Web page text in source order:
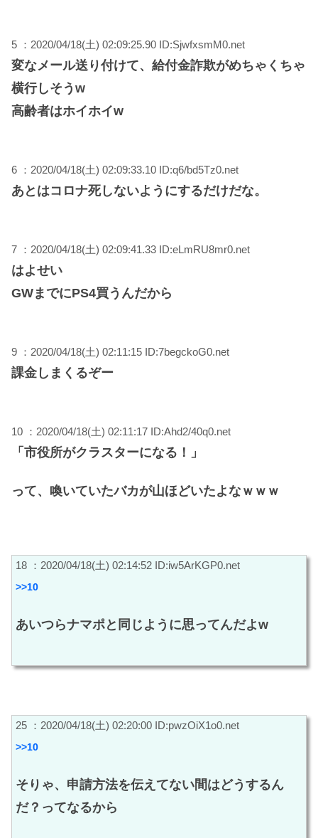
5 ：2020/04/18(土) 02:09:25.90 ID:SjwfxsmM0.net
変なメール送り付けて、給付金詐欺がめちゃくちゃ
横行しそうw
高齢者はホイホイw
6 ：2020/04/18(土) 02:09:33.10 ID:q6/bd5Tz0.net
あとはコロナ死しないようにするだけだな。
7 ：2020/04/18(土) 02:09:41.33 ID:eLmRU8mr0.net
はよせい
GWまでにPS4買うんだから
9 ：2020/04/18(土) 02:11:15 ID:7begckoG0.net
課金しまくるぞー
10 ：2020/04/18(土) 02:11:17 ID:Ahd2/40q0.net
「市役所がクラスターになる！」
って、喚いていたバカが山ほどいたよなｗｗｗ
18 ：2020/04/18(土) 02:14:52 ID:iw5ArKGP0.net
>>10
あいつらナマポと同じように思ってんだよw
25 ：2020/04/18(土) 02:20:00 ID:pwzOiX1o0.net
>>10
そりゃ、申請方法を伝えてない間はどうするん
だ？ってなるから